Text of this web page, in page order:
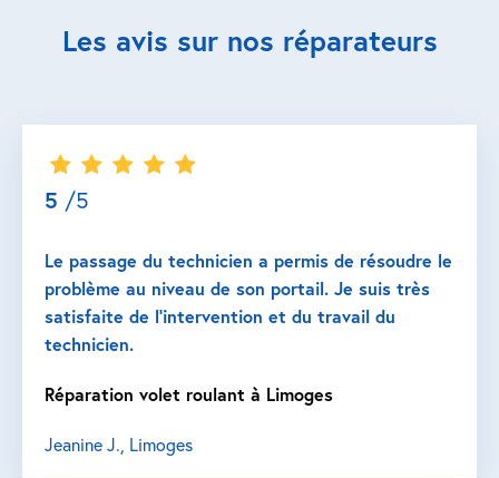
Les avis sur nos réparateurs
5 /5
Le passage du technicien a permis de résoudre le
problème au niveau de son portail. Je suis très
satisfaite de l’intervention et du travail du
technicien.
Réparation volet roulant à Limoges
Jeanine J., Limoges